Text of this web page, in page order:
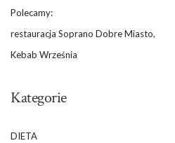
Polecamy:
restauracja Soprano Dobre Miasto,
Kebab Września
Kategorie
DIETA